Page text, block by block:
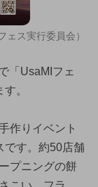
ス実行委員会）
「UsaMIフェ
。
作りイベント
です。約50店舗
プニングの餅